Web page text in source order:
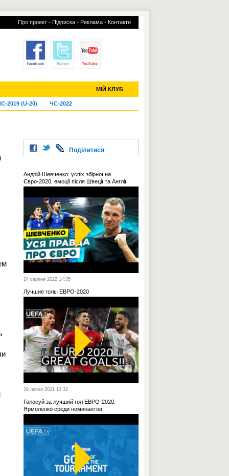
Про проект - Підписка - Реклама - Контакти
МІЙ КЛУБ
2019 (U-20) ЧС-2022
УСІ ТРАНСФЕРИ
Поділитися
Андрій Шевченко: успіх збірної на
Євро-2020, емоції після Швеції та Англії
24 серпня 2022 14:35
Лучшие голы ЕВРО-2020
29 липня 2021 13:32
Голосуй за лучший гол ЕВРО-2020.
Ярмоленко среди номинантов